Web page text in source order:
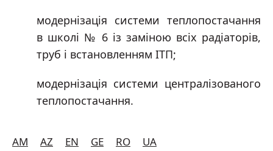
модернізація системи теплопостачання
в школі № 6 із заміною всіх радіаторів,
труб і встановленням ІТП;
модернізація системи централізованого
теплопостачання.
AM AZ EN GE RO UA